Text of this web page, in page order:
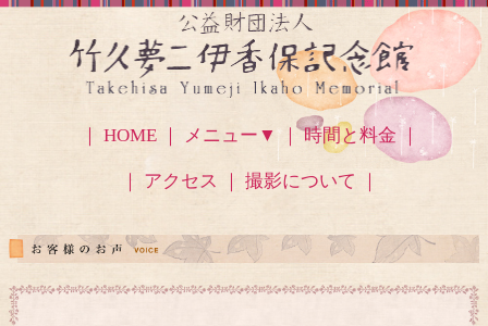
｜ HOME ｜ メニュー▼ ｜ 時間と料金 ｜
｜ アクセス ｜ 撮影について ｜